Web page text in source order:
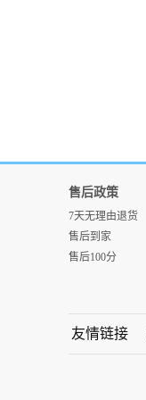
售后政策
7天无理由退货
售后到家
售后100分
友情链接